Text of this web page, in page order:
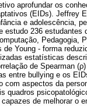
aprofundar os
(EIDs). Jeffrey
e adolescência,
236 estudantes
Pedagogia,
de Young - forma
estatísticas
de Spearman (ρ
entre bullying e os
com aspectos da
quadros
de melhorar o